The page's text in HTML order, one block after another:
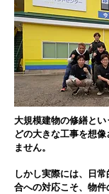
大規模建物の修繕と
どの大きな工事を想
ません。
しかし実際には、日
合への対応こそ、物